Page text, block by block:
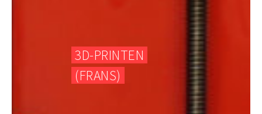
3D-PRINTEN
(FRANS)